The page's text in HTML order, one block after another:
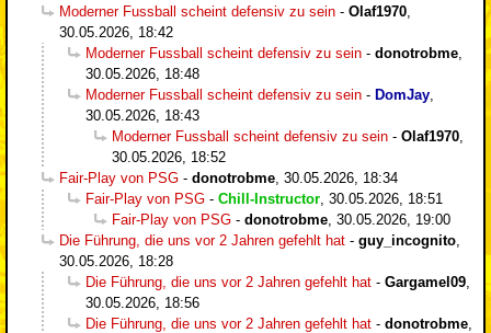
Moderner Fussball scheint defensiv zu sein - Olaf1970
30.05.2026, 18:42
Moderner Fussball scheint defensiv zu sein - donotrobme
30.05.2026, 18:48
Moderner Fussball scheint defensiv zu sein - DomJay
30.05.2026, 18:43
Moderner Fussball scheint defensiv zu sein - Olaf1970
30.05.2026, 18:52
Fair-Play von PSG - donotrobme 30.05.2026, 18:34
Fair-Play von PSG - Chill-Instructor 30.05.2026, 18:51
Fair-Play von PSG - donotrobme 30.05.2026, 19:00
Die Führung, die uns vor 2 Jahren gefehlt hat - guy_incognito
30.05.2026, 18:28
Die Führung, die uns vor 2 Jahren gefehlt hat - Gargamel09
30.05.2026, 18:56
Die Führung, die uns vor 2 Jahren gefehlt hat - donotrobme